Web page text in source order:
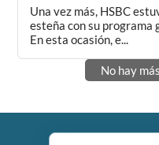
Una vez más, HSBC
esteña con su programa
En esta ocasión, e...
No hay